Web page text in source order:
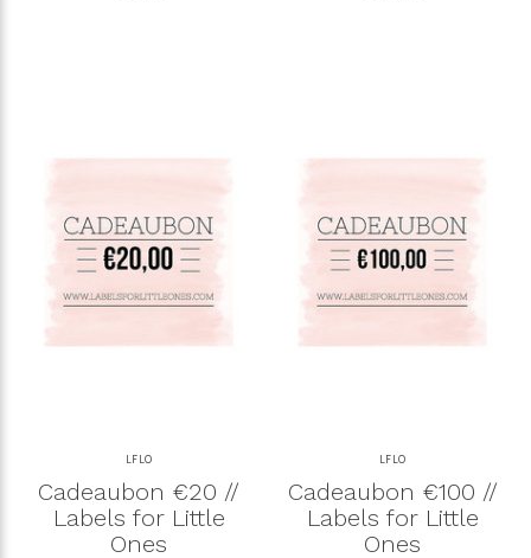
LFLO
Cadeaubon €20 //
Labels for Little
Ones
LFLO
Cadeaubon €100 //
Labels for Little
Ones